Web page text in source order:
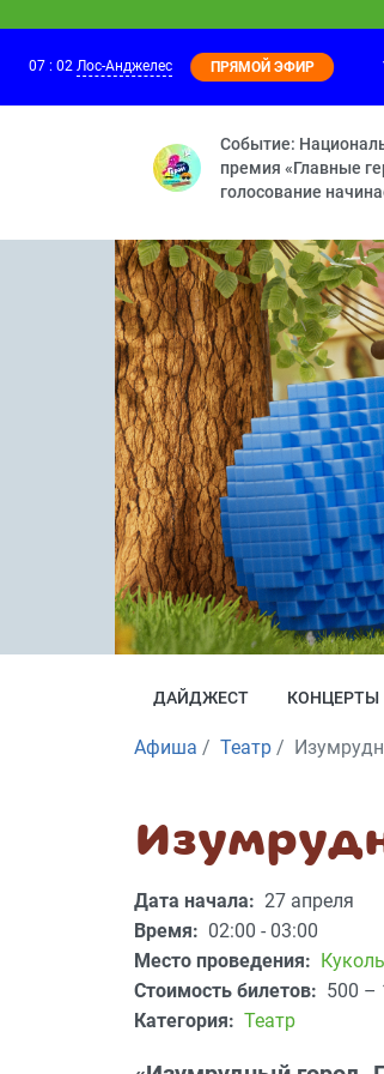
06:05
Барбоскины
07 : 02 Лос-Анджелес ПРЯМОЙ ЭФИР
Событие:
премия «Главные
голосование
ДАЙДЖЕСТ КОНЦЕРТЫ
Афиша Театр
Дата начала: 27 апреля
Время: 02:00 - 03:00
Место проведения:
Стоимость билетов: 500 –
Категория: Театр